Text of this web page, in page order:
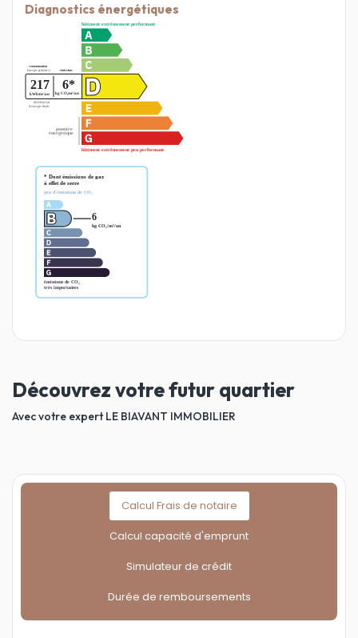
Diagnostics énergétiques
Découvrez votre futur quartier
Avec votre expert LE BIAVANT IMMOBILIER
Calcul Frais de notaire
Calcul capacité d'emprunt
Simulateur de crédit
Durée de remboursements